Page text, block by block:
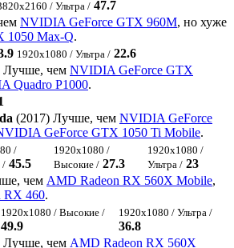
/ Ультра / 47.7
NVIDIA GeForce GTX 960M, но хуже
1050 Max-Q.
1920x1080 / Ультра / 22.6
Лучше, чем NVIDIA GeForce GTX
Quadro P1000.
(2017) Лучше, чем NVIDIA GeForce
GeForce GTX 1050 Ti Mobile.
/
/ 45.5
1920x1080 /
Высокие / 27.3
1920x1080 /
Ультра / 23
чем AMD Radeon RX 560X Mobile,
RX 460.
1920x1080 / Высокие /
49.9
1920x1080 / Ультра /
36.8
Лучше, чем AMD Radeon RX 560X